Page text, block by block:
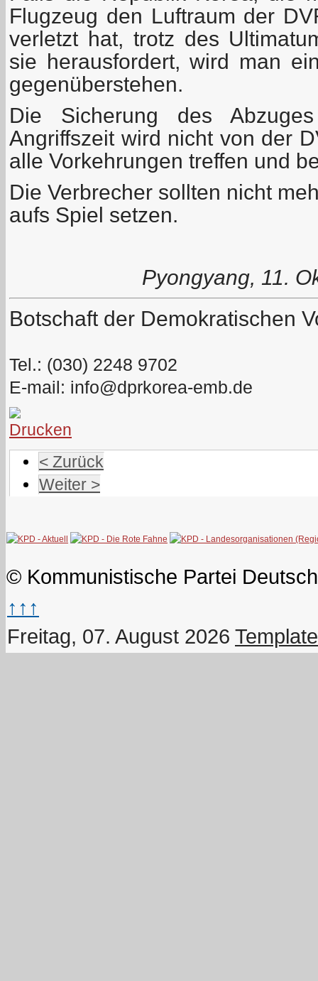
Flugzeug den Luftraum der
verletzt hat, trotz des
sie herausfordert, wird man
gegenüberstehen.
Die Sicherung des
Angriffszeit wird nicht von der
alle Vorkehrungen treffen und
Die Verbrecher sollten nicht
aufs Spiel setzen.
Pyongyang, 11.
Botschaft der Demokratischen
Tel.: (030) 2248 9702
E-mail: info@dprkorea-emb.de
< Zurück
Weiter >
© Kommunistische Partei
↑↑↑
Freitag, 07. August 2026